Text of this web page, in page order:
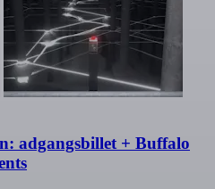
adgangsbillet + Buffalo